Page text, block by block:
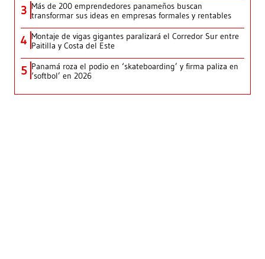
3 Más de 200 emprendedores panameños buscan
transformar sus ideas en empresas formales y rentables
4 Montaje de vigas gigantes paralizará el Corredor Sur entre
Paitilla y Costa del Este
5 Panamá roza el podio en ‘skateboarding’ y firma paliza en
‘softbol’ en 2026